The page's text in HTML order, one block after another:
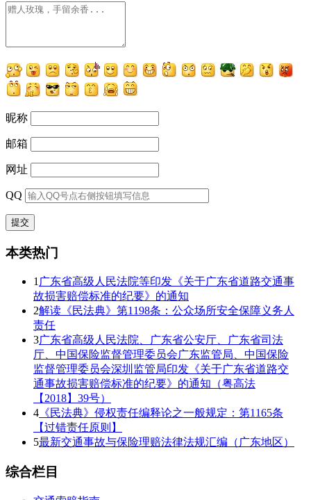
昵称
邮箱
网址
QQ
本类热门
1 广东省高级人民法院等印发《关于广东省道路交通事
故损害赔偿标准的纪要》的通知
2解读《民法典》第1198条：公众场所安全保障义务人
责任
3广东省高级人民法院、广东省公安厅、广东省司法
厅、中国保险监督管理委员会广东监管局、中国保险
监督管理委员会深圳监管局印发《关于广东省道路交
通事故损害赔偿标准的纪要》的通知（粤高法
【2018】39号）
4 《民法典》侵权责任编释论之一般规定：第1165条
【过错责任原则】
5最新交通事故与保险理赔法律法规汇编（广东地区）
综合栏目